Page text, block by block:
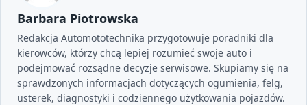
Barbara Piotrowska
Redakcja Automototechnika przygotowuje poradniki dla
kierowców, którzy chcą lepiej rozumieć swoje auto i
podejmować rozsądne decyzje serwisowe. Skupiamy się na
sprawdzonych informacjach dotyczących ogumienia, felg,
usterek, diagnostyki i codziennego użytkowania pojazdów.